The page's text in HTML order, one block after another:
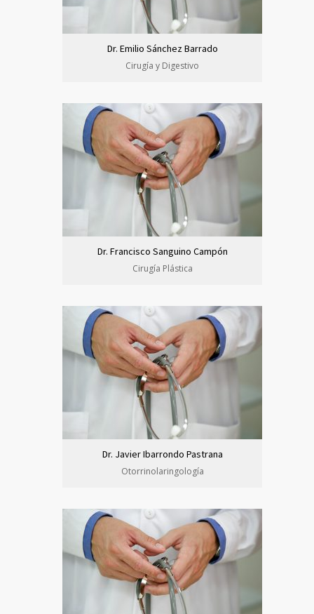
Dr. Emilio Sánchez Barrado
Cirugía y Digestivo
Dr. Francisco Sanguino Campón
Cirugía Plástica
Dr. Javier Ibarrondo Pastrana
Otorrinolaringología